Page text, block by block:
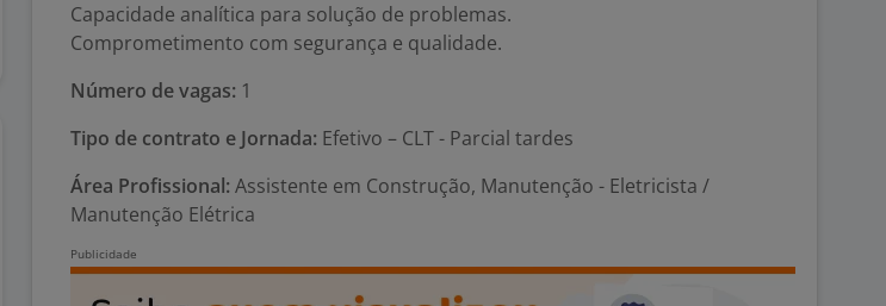
Capacidade analítica para solução de problemas.
Comprometimento com segurança e qualidade.
Número de vagas: 1
Tipo de contrato e Jornada: Efetivo – CLT - Parcial tardes
Área Profissional: Assistente em Construção, Manutenção - Eletricista /
Manutenção Elétrica